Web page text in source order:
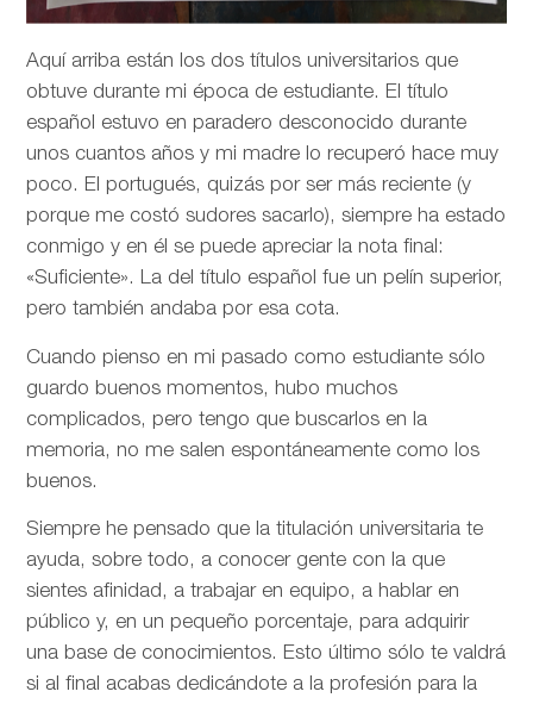
Aquí arriba están los dos títulos universitarios que
obtuve durante mi época de estudiante. El título
español estuvo en paradero desconocido durante
unos cuantos años y mi madre lo recuperó hace muy
poco. El portugués, quizás por ser más reciente (y
porque me costó sudores sacarlo), siempre ha estado
conmigo y en él se puede apreciar la nota final:
«Suficiente». La del título español fue un pelín superior,
pero también andaba por esa cota.
Cuando pienso en mi pasado como estudiante sólo
guardo buenos momentos, hubo muchos
complicados, pero tengo que buscarlos en la
memoria, no me salen espontáneamente como los
buenos.
Siempre he pensado que la titulación universitaria te
ayuda, sobre todo, a conocer gente con la que
sientes afinidad, a trabajar en equipo, a hablar en
público y, en un pequeño porcentaje, para adquirir
una base de conocimientos. Esto último sólo te valdrá
si al final acabas dedicándote a la profesión para la